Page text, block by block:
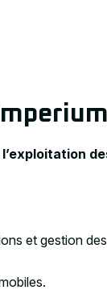
et gestion des